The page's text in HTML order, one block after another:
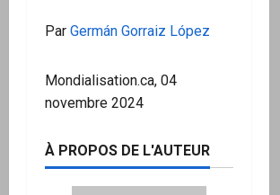
Par Germán Gorraiz López
Mondialisation.ca, 04
novembre 2024
À PROPOS DE L'AUTEUR